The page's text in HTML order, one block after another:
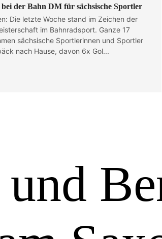
der Bahn DM für sächsische Sportler
Die letzte Woche stand im Zeichen der
im Bahnradsport. Ganze 17
sächsische Sportlerinnen und Sportler
nach Hause, davon 6x Gol...